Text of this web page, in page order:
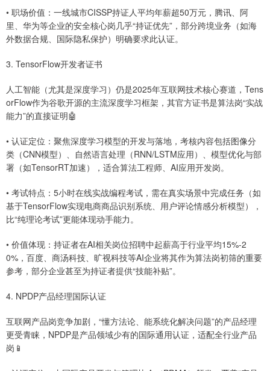
• 职场价值：一线城市CISSP持证人平均年薪超50万元，腾讯、阿
里、华为等企业的安全核心岗几乎“持证优先”，部分跨境业务（如海
外数据合规、国际隐私保护）明确要求此认证。
3. TensorFlow开发者证书
人工智能（尤其是深度学习）仍是2025年互联网技术核心赛道，Tens
orFlow作为谷歌开源的主流深度学习框架，其官方证书是算法岗“实战
能力”的直接证明🤖
• 认证定位：聚焦深度学习模型的开发与落地，考核内容包括图像分
类（CNN模型）、自然语言处理（RNN/LSTM应用）、模型优化与部
署（如TensorRT加速），适合算法工程师、AI应用开发岗。
• 考试特点：5小时在线实战编程考试，需在真实场景中完成任务（如
基于TensorFlow实现电商商品识别系统、用户评论情感分析模型），
比“纯理论考试”更能体现动手能力。
• 价值体现：持证者在AI相关岗位招聘中起薪高于行业平均15%-2
0%，百度、商汤科技、旷视科技等AI企业将其作为算法岗初筛的重要
参考，部分企业甚至为持证者提供“技能补贴”。
4. NPDP产品经理国际认证
互联网产品岗竞争加剧，“懂方法论、能系统化解决问题”的产品经理
更受青睐，NPDP是产品领域少有的国际通用认证，适配全行业产品
岗📱